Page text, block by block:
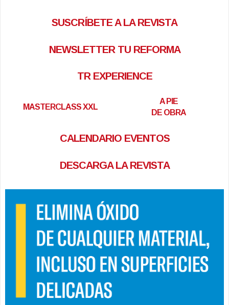
SUSCRÍBETE A LA REVISTA
NEWSLETTER TU REFORMA
TR EXPERIENCE
MASTERCLASS XXL
A PIE
DE OBRA
CALENDARIO EVENTOS
DESCARGA LA REVISTA